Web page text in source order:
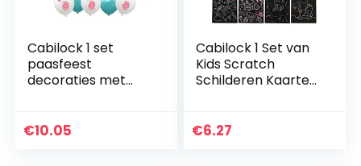
Cabilock 1 set
paasfeest
decoraties met
toppers
€10.05
Cabilock 1 Set van
Kids Scratch
Schilderen Kaarten
DIY Graffiti Tool
€6.27